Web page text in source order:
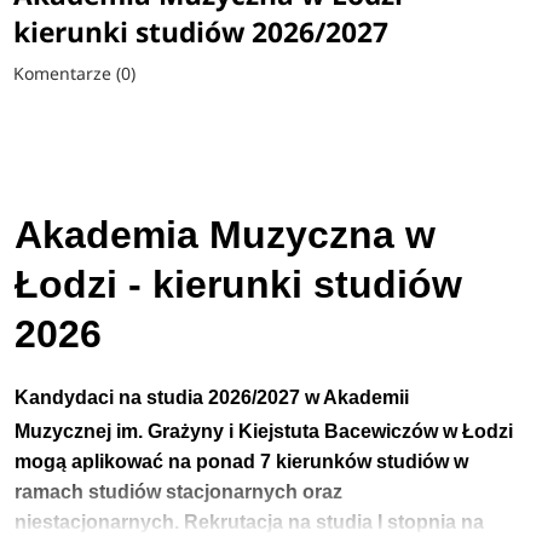
kierunki studiów 2026/2027
Komentarze (0)
Akademia Muzyczna w
Łodzi - kierunki studiów
2026
Kandydaci na studia 2026/2027 w Akademii
Muzycznej im. Grażyny i Kiejstuta Bacewiczóww Łodzi
mogą aplikować na ponad 7 kierunków studiów w
ramach studiów stacjonarnych oraz
niestacjonarnych. Rekrutacja na studia I stopnia na